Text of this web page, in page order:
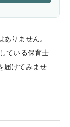
りません。
ている保育士
届けてみませ